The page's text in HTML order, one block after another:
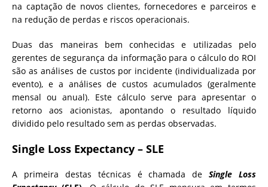
na captação de novos clientes, fornecedores e parceiros e
na redução de perdas e riscos operacionais.
Duas das maneiras bem conhecidas e utilizadas pelo
gerentes de segurança da informação para o cálculo do ROI
são as análises de custos por incidente (individualizada por
evento), e a análises de custos acumulados (geralmente
mensal ou anual). Este cálculo serve para apresentar o
retorno aos acionistas, apontando o resultado líquido
dividido pelo resultado sem as perdas observadas.
Single Loss Expectancy – SLE
A primeira destas técnicas é chamada deSingle Loss